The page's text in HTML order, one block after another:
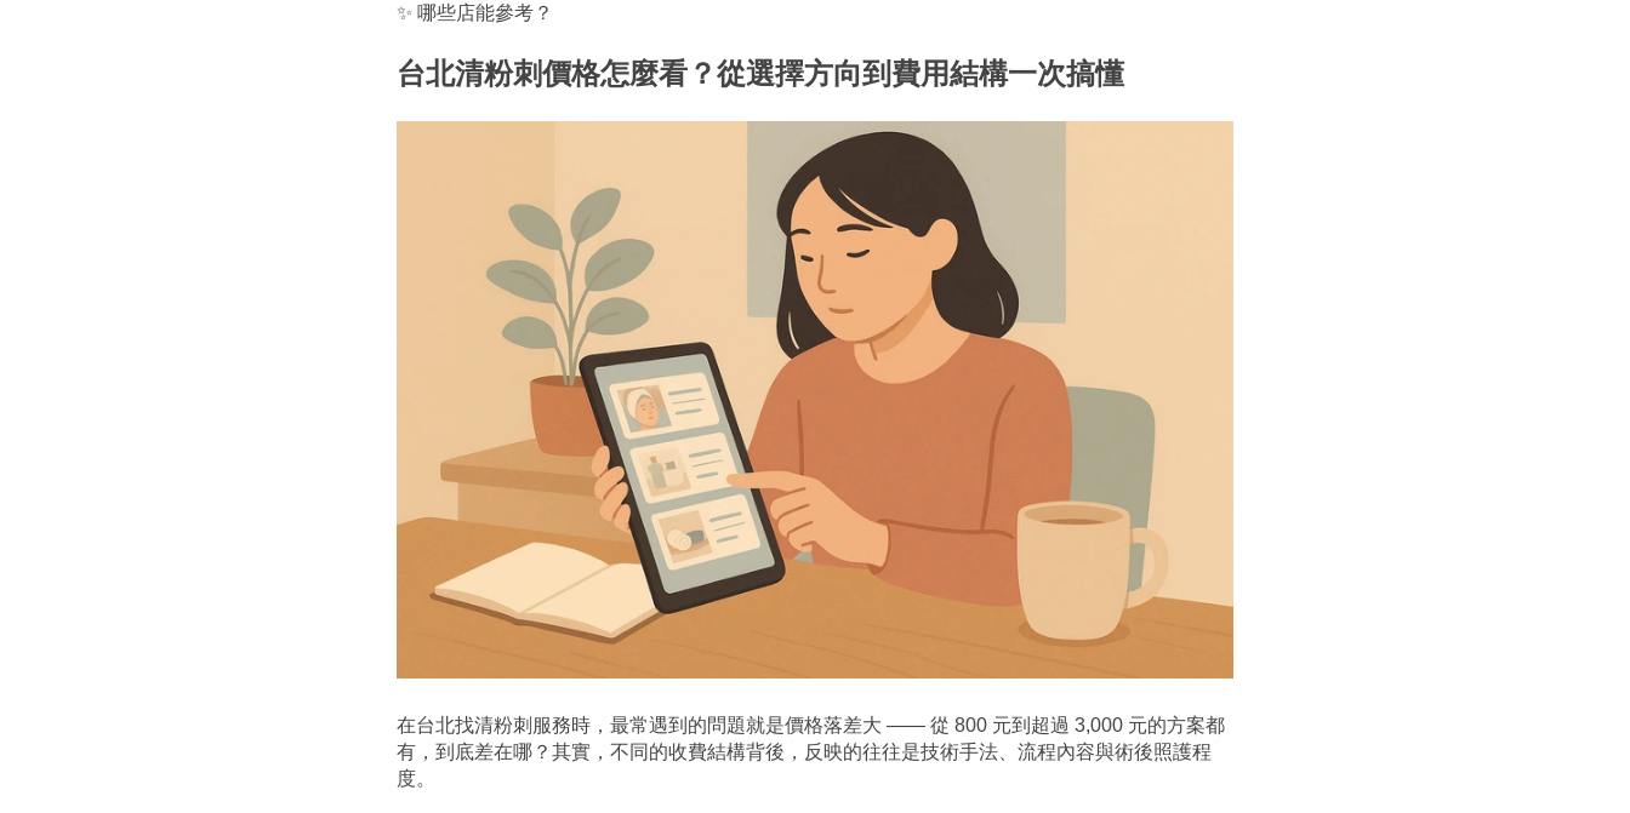
✨ 哪些店能參考？
台北清粉刺價格怎麼看？從選擇方向到費用結構一次搞懂
在台北找清粉刺服務時，最常遇到的問題就是價格落差大 —— 從 800 元到超過 3,000 元的方案都
有，到底差在哪？其實，不同的收費結構背後，反映的往往是技術手法、流程內容與術後照護程
度。